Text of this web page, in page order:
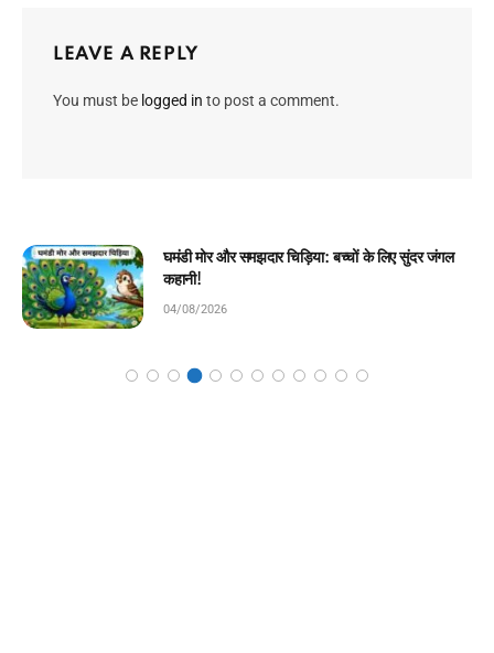
LEAVE A REPLY
You must be logged in to post a comment.
चिराग की ईमानदारी: बच्चों के लिए प्रेरणादायक बाल कहानी!
04/08/2026